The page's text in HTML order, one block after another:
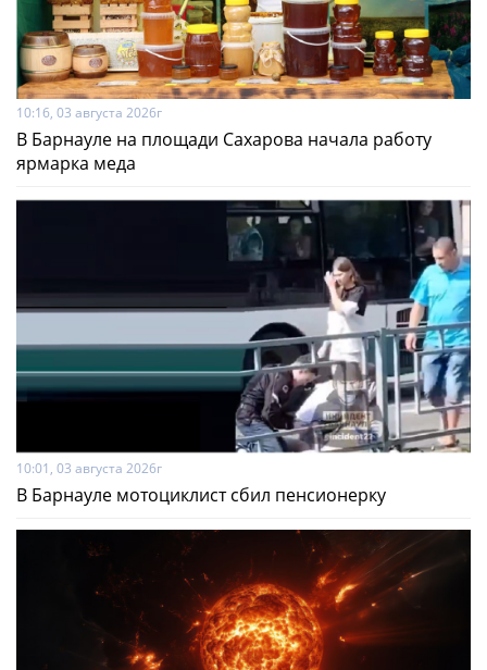
10:16, 03 августа 2026г
В Барнауле на площади Сахарова начала работу
ярмарка меда
10:01, 03 августа 2026г
В Барнауле мотоциклист сбил пенсионерку